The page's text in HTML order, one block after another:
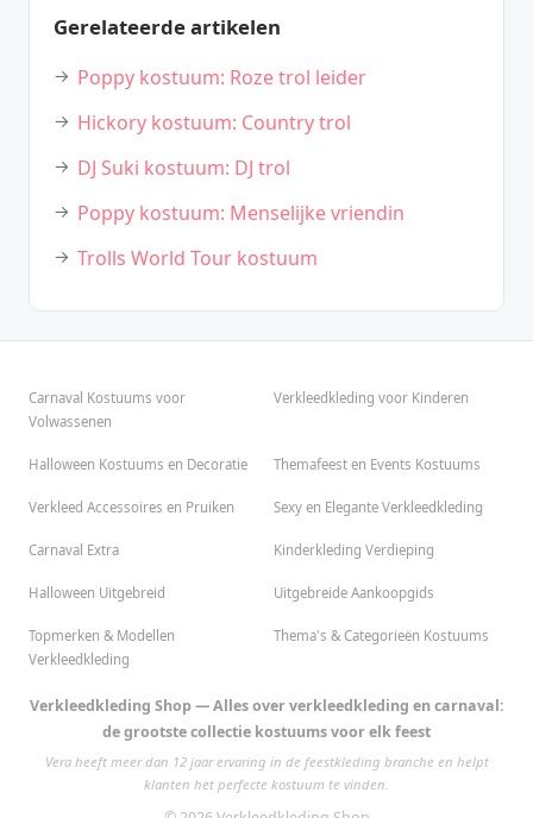
Gerelateerde artikelen
Poppy kostuum: Roze trol leider
Hickory kostuum: Country trol
DJ Suki kostuum: DJ trol
Poppy kostuum: Menselijke vriendin
Trolls World Tour kostuum
Carnaval Kostuums voor
Volwassenen
Verkleedkleding voor Kinderen
Halloween Kostuums en Decoratie Themafeest en Events Kostuums
Verkleed Accessoires en Pruiken Sexy en Elegante Verkleedkleding
Carnaval Extra Kinderkleding Verdieping
Halloween Uitgebreid Uitgebreide Aankoopgids
Topmerken & Modellen
Verkleedkleding
Thema's & Categorieën Kostuums
Verkleedkleding Shop — Alles over verkleedkleding en carnaval:
de grootste collectie kostuums voor elk feest
Vera heeft meer dan 12 jaar ervaring in de feestkleding branche en helpt
klanten het perfecte kostuum te vinden.